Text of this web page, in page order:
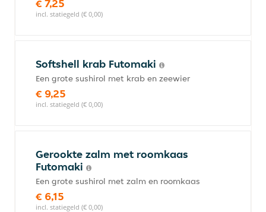
€ 7,25
incl. statiegeld (€ 0,00)
Softshell krab Futomaki
Een grote sushirol met krab en zeewier
€ 9,25
incl. statiegeld (€ 0,00)
Gerookte zalm met roomkaas
Futomaki
Een grote sushirol met zalm en roomkaas
€ 6,15
incl. statiegeld (€ 0,00)